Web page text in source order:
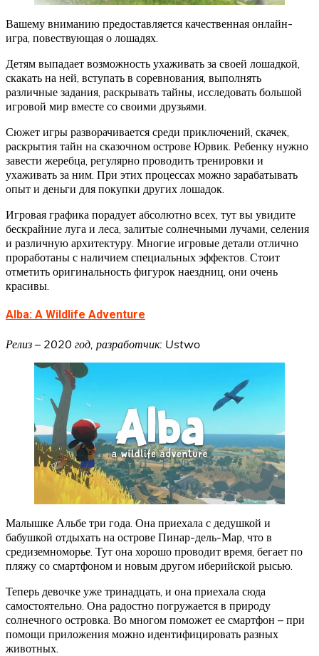
Вашему вниманию предоставляется качественная онлайн-
игра, повествующая о лошадях.
Детям выпадает возможность ухаживать за своей лошадкой,
скакать на ней, вступать в соревнования, выполнять
различные задания, раскрывать тайны, исследовать большой
игровой мир вместе со своими друзьями.
Сюжет игры разворачивается среди приключений, скачек,
раскрытия тайн на сказочном острове Юрвик. Ребенку нужно
завести жеребца, регулярно проводить тренировки и
ухаживать за ним. При этих процессах можно зарабатывать
опыт и деньги для покупки других лошадок.
Игровая графика порадует абсолютно всех, тут вы увидите
бескрайние луга и леса, залитые солнечными лучами, селения
и различную архитектуру. Многие игровые детали отлично
проработаны с наличием специальных эффектов. Стоит
отметить оригинальность фигурок наездниц, они очень
красивы.
Alba: A Wildlife Adventure
Релиз – 2020 год, разработчик: Ustwo
Малышке Альбе три года. Она приехала с дедушкой и
бабушкой отдыхать на острове Пинар-дель-Мар, что в
средиземноморье. Тут она хорошо проводит время, бегает по
пляжу со смартфоном и новым другом иберийской рысью.
Теперь девочке уже тринадцать, и она приехала сюда
самостоятельно. Она радостно погружается в природу
солнечного островка. Во многом поможет ее смартфон – при
помощи приложения можно идентифицировать разных
животных.